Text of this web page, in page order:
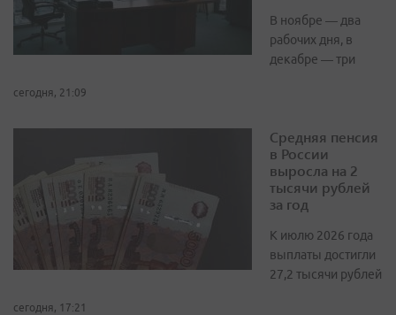
В ноябре — два
рабочих дня, в
декабре — три
сегодня, 21:09
Средняя пенсия
в России
выросла на 2
тысячи рублей
за год
К июлю 2026 года
выплаты достигли
27,2 тысячи рублей
сегодня, 17:21